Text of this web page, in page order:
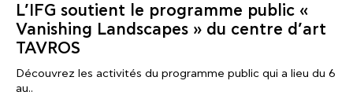
L’IFG soutient le programme public «
Vanishing Landscapes » du centre d’art
TAVROS
Découvrez les activités du programme public qui a lieu du 6
au..